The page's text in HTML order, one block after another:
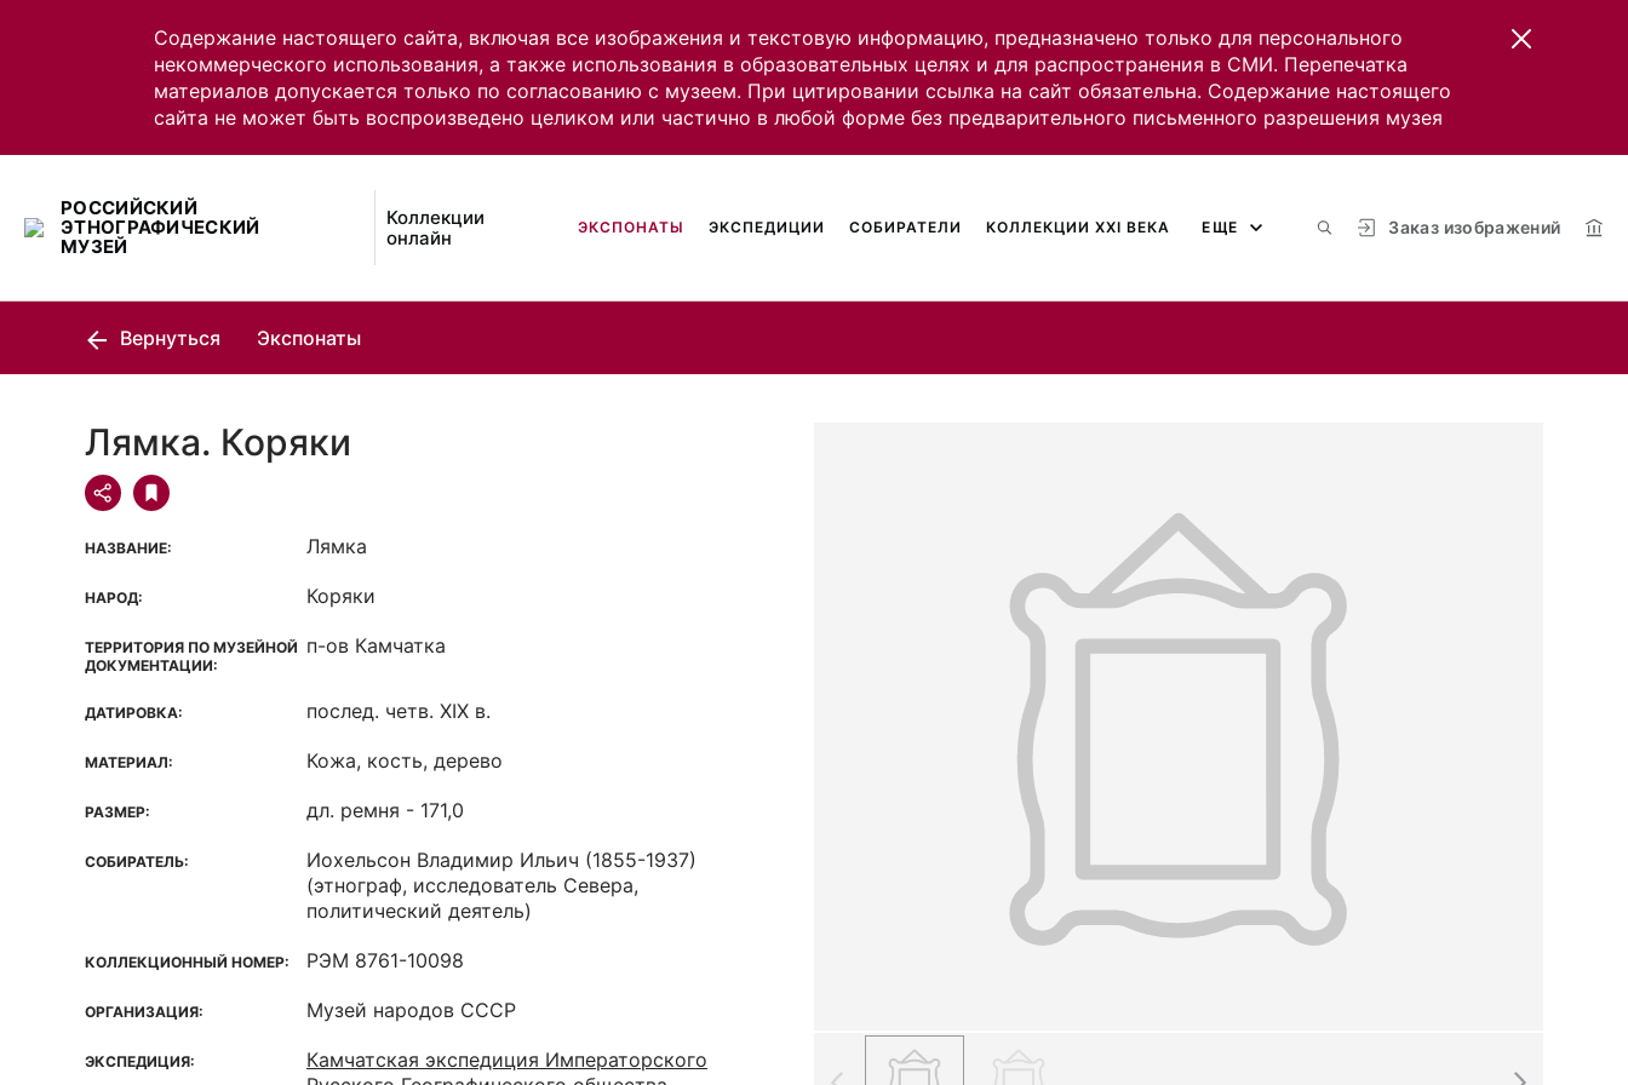
Содержание настоящего сайта, включая все изображения и текстовую информацию, предназначено только для персонального
некоммерческого использования, а также использования в образовательных целях и для распространения в СМИ. Перепечатка
материалов допускается только по согласованию с музеем. При цитировании ссылка на сайт обязательна. Содержание настоящего
сайта не может быть воспроизведено целиком или частично в любой форме без предварительного письменного разрешения музея
РОССИЙСКИЙ
ЭТНОГРАФИЧЕСКИЙ
МУЗЕЙ
Коллекции
онлайн
Заказ изображений
ЭКСПОНАТЫ ЭКСПЕДИЦИИ СОБИРАТЕЛИ КОЛЛЕКЦИИ XXI ВЕКА ЕЩЕ
Вернуться Экспонаты
Лямка. Коряки
НАЗВАНИЕ: Лямка
НАРОД: Коряки
ТЕРРИТОРИЯ ПО МУЗЕЙНОЙ
ДОКУМЕНТАЦИИ:
п-ов Камчатка
ДАТИРОВКА: послед. четв. XIX в.
МАТЕРИАЛ: Кожа, кость, дерево
РАЗМЕР: дл. ремня - 171,0
СОБИРАТЕЛЬ:
Иохельсон Владимир Ильич (1855-1937)
(этнограф, исследователь Севера,
политический деятель)
КОЛЛЕКЦИОННЫЙ НОМЕР: РЭМ 8761-10098
ОРГАНИЗАЦИЯ: Музей народов СССР
ЭКСПЕДИЦИЯ:
Камчатская экспедиция Императорского